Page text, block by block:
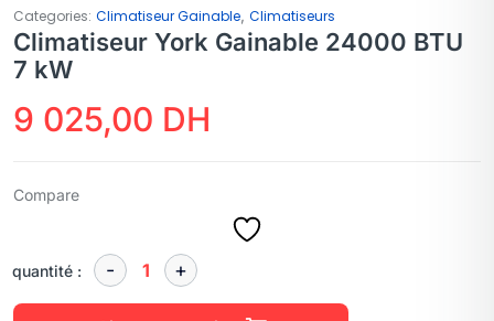
Categories: Climatiseur Gainable Climatiseurs
Climatiseur York Gainable 24000 BTU
7 kW
9 025,00 DH
Compare
quantité :